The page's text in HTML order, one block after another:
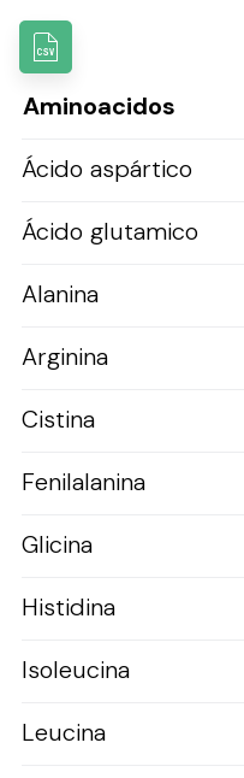
Aminoacidos
Ácido aspártico
Ácido glutamico
Alanina
Arginina
Cistina
Fenilalanina
Glicina
Histidina
Isoleucina
Leucina